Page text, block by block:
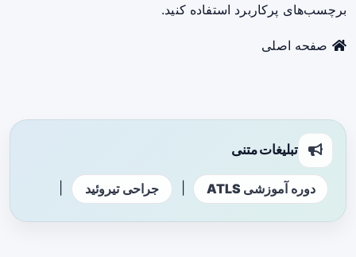
برچسب‌های پرکاربرد استفاده کنید.
صفحه اصلی
تبلیغات متنی
دوره آموزشی ATLS جراحی تیروئید